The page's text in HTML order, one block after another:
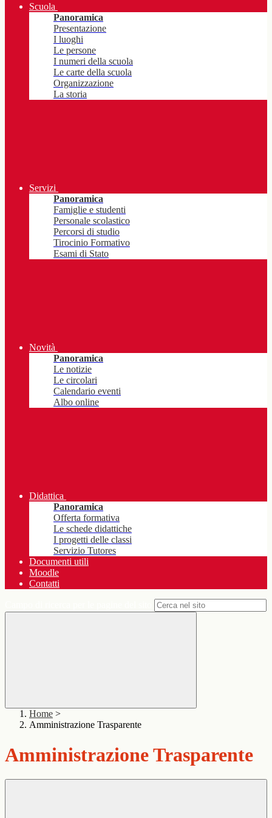
Scuola
Panoramica
Presentazione
I luoghi
Le persone
I numeri della scuola
Le carte della scuola
Organizzazione
La storia
Servizi
Panoramica
Famiglie e studenti
Personale scolastico
Percorsi di studio
Tirocinio Formativo
Esami di Stato
Novità
Panoramica
Le notizie
Le circolari
Calendario eventi
Albo online
Didattica
Panoramica
Offerta formativa
Le schede didattiche
I progetti delle classi
Servizio Tutores
Documenti utili
Moodle
Contatti
Home >
Amministrazione Trasparente
Amministrazione Trasparente